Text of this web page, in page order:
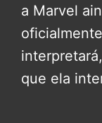
a Marvel
que ela